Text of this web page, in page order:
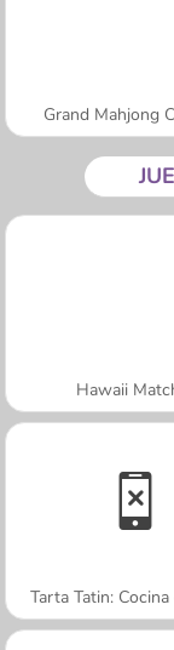
Grand Mahjong
Hawaii
Tarta Tatin: